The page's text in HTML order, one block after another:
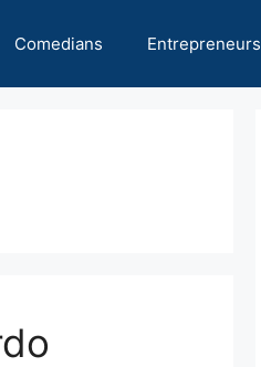
Comedians Entrepreneurs